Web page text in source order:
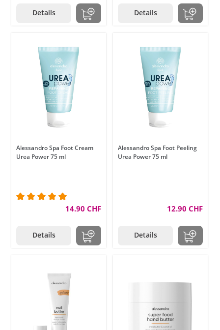
Details Details
Alessandro Spa Foot Cream
Urea Power 75 ml
Durchschnittliche Bewertung von 5 von 5 Sternen
14.90 CHF
Details
Alessandro Spa Foot Peeling
Urea Power 75 ml
12.90 CHF
Details